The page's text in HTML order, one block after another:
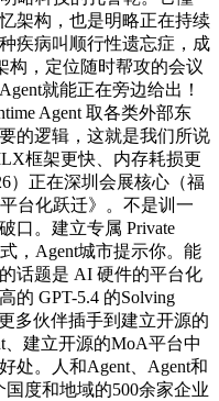
架构，也是明略正在持续
疾病叫顺行性遗忘症，成
构，定位随时帮攻的会议
就能正在旁边给出！
Agent 取各类外部东
的逻辑，这就是我们所说
框架更快、内存耗损更
）正在深圳会展核心（福
台化跃迁》。不是训一
口。建立专属 Private
，Agent城市提示你。能
话题是 AI 硬件的平台化
的 GPT-5.4 的Solving
多伙伴插手到建立开源的
、建立开源的MoA平台中
处。人和Agent、Agent和
度和地域的500余家企业